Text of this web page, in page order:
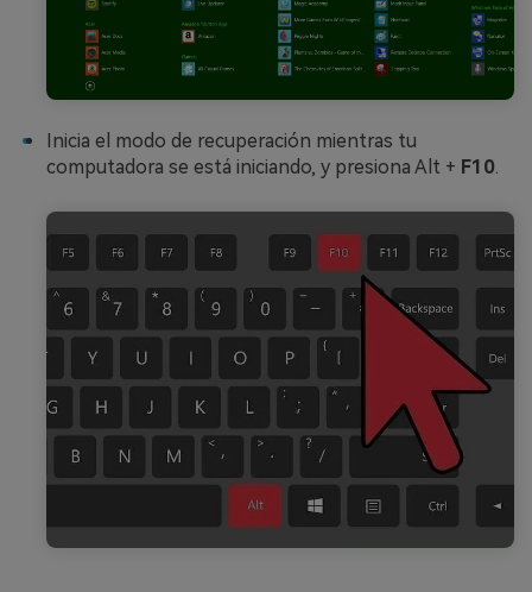
Inicia el modo de recuperación mientras tu
computadora se está iniciando, y presiona Alt + F10.